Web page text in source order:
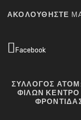
ΑΚΟΛΟΥΘΉΣΤΕ
Facebook
ΣΥΛΛΟΓΟΣ
ΦΙΛΩΝ ΚΕΝΤΡΟ